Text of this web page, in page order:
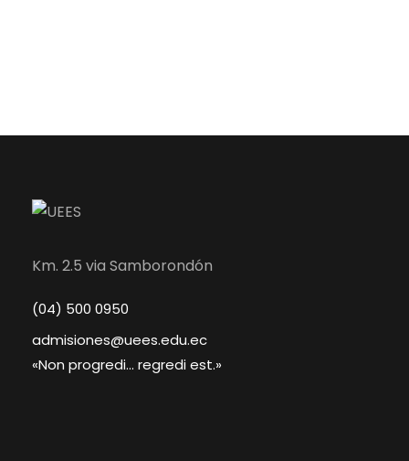
Km. 2.5 via Samborondón
(04) 500 0950
admisiones@uees.edu.ec
«Non progredi... regredi est.»